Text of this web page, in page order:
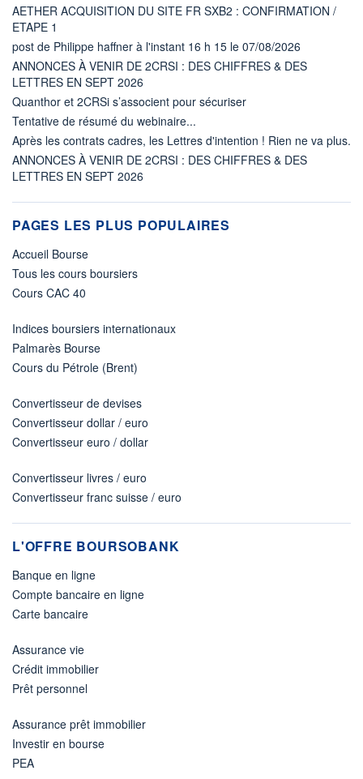
AETHER ACQUISITION DU SITE FR SXB2 : CONFIRMATION /
ETAPE 1
post de Philippe haffner à l'instant 16 h 15 le 07/08/2026
ANNONCES À VENIR DE 2CRSI : DES CHIFFRES & DES
LETTRES EN SEPT 2026
Quanthor et 2CRSi s’associent pour sécuriser
Tentative de résumé du webinaire...
Après les contrats cadres, les Lettres d'intention ! Rien ne va plus.
ANNONCES À VENIR DE 2CRSI : DES CHIFFRES & DES
LETTRES EN SEPT 2026
PAGES LES PLUS POPULAIRES
Accueil Bourse
Tous les cours boursiers
Cours CAC 40
Indices boursiers internationaux
Palmarès Bourse
Cours du Pétrole (Brent)
Convertisseur de devises
Convertisseur dollar / euro
Convertisseur euro / dollar
Convertisseur livres / euro
Convertisseur franc suisse / euro
L'OFFRE BOURSOBANK
Banque en ligne
Compte bancaire en ligne
Carte bancaire
Assurance vie
Crédit immobilier
Prêt personnel
Assurance prêt immobilier
Investir en bourse
PEA